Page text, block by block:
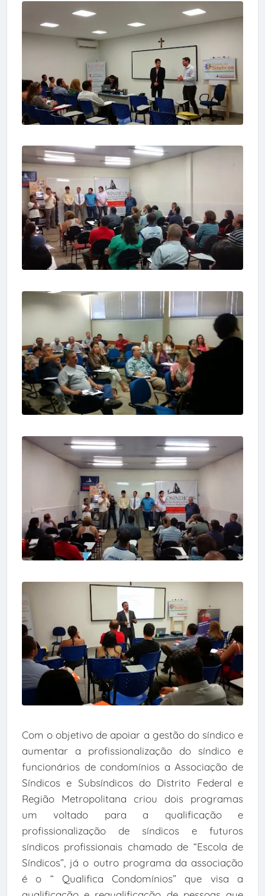
Com o objetivo de apoiar a gestão do síndico e
aumentar a profissionalização do síndico e
funcionários de condomínios a Associação de
Síndicos e Subsíndicos do Distrito Federal e
Região Metropolitana criou dois programas
um voltado para a qualificação e
profissionalização de síndicos e futuros
síndicos profissionais chamado de “Escola de
Síndicos”, já o outro programa da associação
é o “ Qualifica Condomínios” que visa a